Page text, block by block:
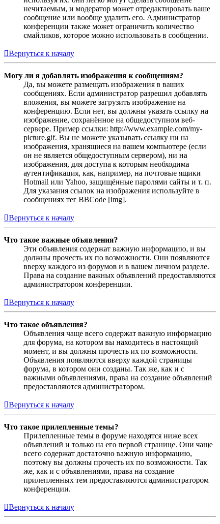
нечитаемым, и модератор может отредактировать ваше
сообщение или вообще удалить его. Администратор
конференции также может ограничить количество
смайликов, которое можно использовать в сообщении.
Вернуться к началу
Могу ли я добавлять изображения к сообщениям?
Да, вы можете размещать изображения в ваших
сообщениях. Если администратор разрешил добавлять
вложения, вы можете загрузить изображение на
конференцию. Если нет, вы должны указать ссылку на
изображение, сохранённое на общедоступном веб-
сервере. Пример ссылки: http://www.example.com/my-
picture.gif. Вы не можете указывать ссылку ни на
изображения, хранящиеся на вашем компьютере (если
он не является общедоступным сервером), ни на
изображения, для доступа к которым необходима
аутентификация, как, например, на почтовые ящики
Hotmail или Yahoo, защищённые паролями сайты и т. п.
Для указания ссылок на изображения используйте в
сообщениях тег BBCode [img].
Вернуться к началу
Что такое важные объявления?
Эти объявления содержат важную информацию, и вы
должны прочесть их по возможности. Они появляются
вверху каждого из форумов и в вашем личном разделе.
Права на создание важных объявлений предоставляются
администратором конференции.
Вернуться к началу
Что такое объявления?
Объявления чаще всего содержат важную информацию
для форума, на котором вы находитесь в настоящий
момент, и вы должны прочесть их по возможности.
Объявления появляются вверху каждой страницы
форума, в котором они созданы. Так же, как и с
важными объявлениями, права на создание объявлений
предоставляются администратором.
Вернуться к началу
Что такое прилепленные темы?
Прилепленные темы в форуме находятся ниже всех
объявлений и только на его первой странице. Они чаще
всего содержат достаточно важную информацию,
поэтому вы должны прочесть их по возможности. Так
же, как и с объявлениями, права на создание
прилепленных тем предоставляются администратором
конференции.
Вернуться к началу